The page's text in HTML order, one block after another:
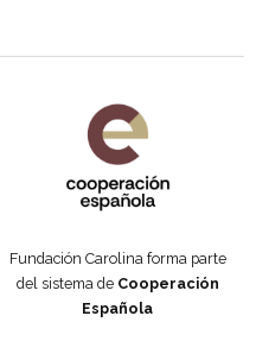
Fundación Carolina forma parte
del sistema de Cooperación
Española